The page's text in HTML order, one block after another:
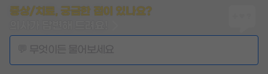
증상/치료, 궁금한 점이 있나요?